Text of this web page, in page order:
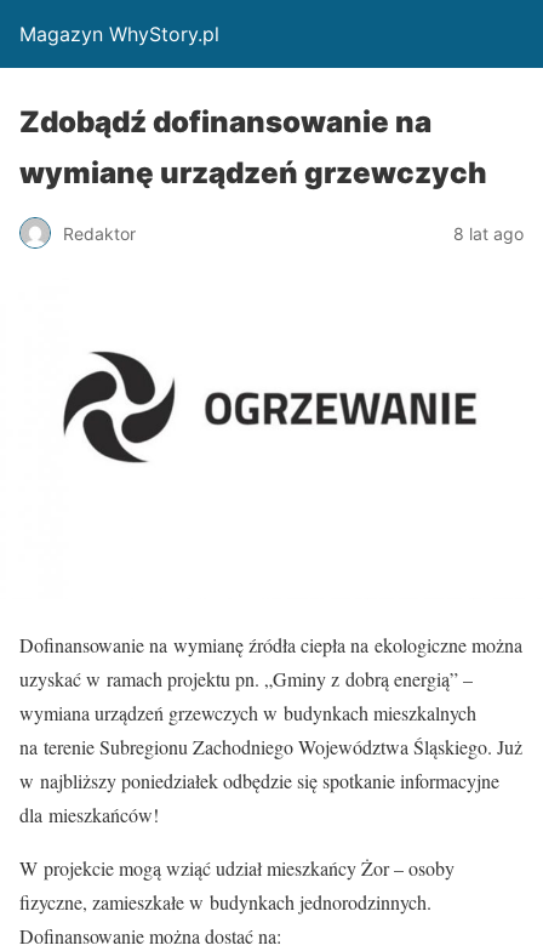
Magazyn WhyStory.pl
Zdobądź dofinansowanie na
wymianę urządzeń grzewczych
Redaktor 8 lat ago
Dofinansowanie na wymianę źródła ciepła na ekologiczne można
uzyskać w ramach projektu pn. „Gminy z dobrą energią” –
wymiana urządzeń grzewczych w budynkach mieszkalnych
na terenie Subregionu Zachodniego Województwa Śląskiego. Już
w najbliższy poniedziałek odbędzie się spotkanie informacyjne
dla mieszkańców!
W projekcie mogą wziąć udział mieszkańcy Żor – osoby
fizyczne, zamieszkałe w budynkach jednorodzinnych.
Dofinansowanie można dostać na: